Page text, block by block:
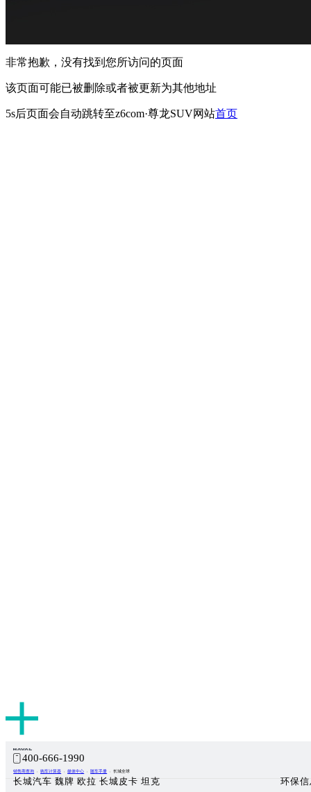
非常抱歉，没有找到您所访问的页面
该页面可能已被删除或者被更新为其他地址
5s后页面会自动跳转至z6com·尊龙SUV网站首页
400-666-1990
销售商查询 购车计算器 媒体中心 随车手册 长城全球
长城汽车 魏牌 欧拉 长城皮卡 坦克 环保